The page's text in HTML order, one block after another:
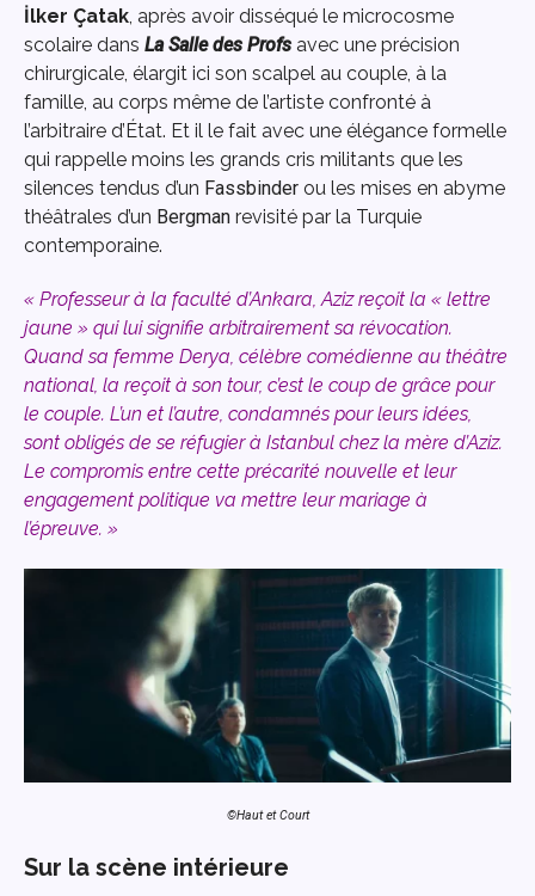
İlker Çatak, après avoir disséqué le microcosme
scolaire dans La Salle des Profs avec une précision
chirurgicale, élargit ici son scalpel au couple, à la
famille, au corps même de l’artiste confronté à
l’arbitraire d’État. Et il le fait avec une élégance formelle
qui rappelle moins les grands cris militants que les
silences tendus d’un Fassbinder ou les mises en abyme
théâtrales d’un Bergman revisité par la Turquie
contemporaine.
« Professeur à la faculté d’Ankara, Aziz reçoit la « lettre
jaune » qui lui signifie arbitrairement sa révocation.
Quand sa femme Derya, célèbre comédienne au théâtre
national, la reçoit à son tour, c’est le coup de grâce pour
le couple. L’un et l’autre, condamnés pour leurs idées,
sont obligés de se réfugier à Istanbul chez la mère d’Aziz.
Le compromis entre cette précarité nouvelle et leur
engagement politique va mettre leur mariage à
l’épreuve. »
©Haut et Court
Sur la scène intérieure